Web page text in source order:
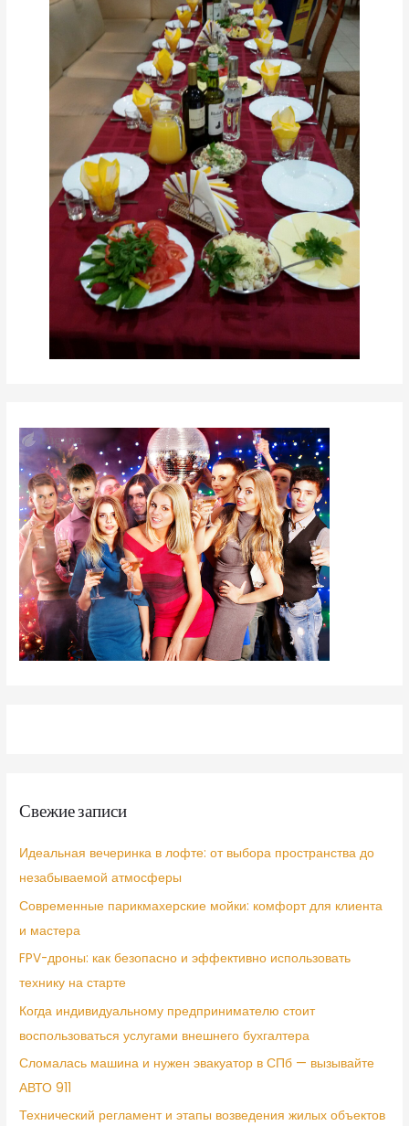
Свежие записи
Идеальная вечеринка в лофте: от выбора пространства до
незабываемой атмосферы
Современные парикмахерские мойки: комфорт для клиента
и мастера
FPV-дроны: как безопасно и эффективно использовать
технику на старте
Когда индивидуальному предпринимателю стоит
воспользоваться услугами внешнего бухгалтера
Сломалась машина и нужен эвакуатор в СПб — вызывайте
АВТО 911
Технический регламент и этапы возведения жилых объектов